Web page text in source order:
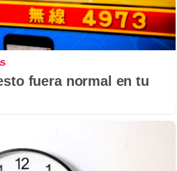
fuera normal en tu